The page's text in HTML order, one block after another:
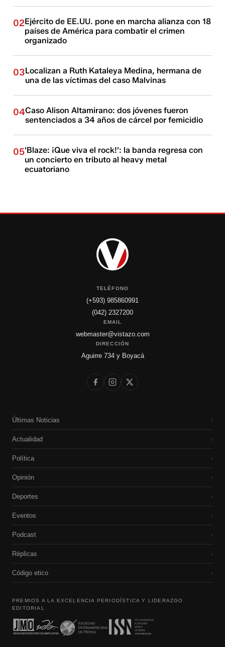
02Ejército de EE.UU. pone en marcha alianza con 18
países de América para combatir el crimen
organizado
03Localizan a Ruth Kataleya Medina, hermana de
una de las víctimas del caso Malvinas
04Caso Alison Altamirano: dos jóvenes fueron
sentenciados a 34 años de cárcel por femicidio
05'Blaze: ¡Que viva el rock!': la banda regresa con
un concierto en tributo al heavy metal
ecuatoriano
TELÉFONO
(+593) 985860991
(042) 2327200
EMAIL
webmaster@vistazo.com
DIRECCIÓN
Aguirre 734 y Boyacá
Últimas Noticias ›
Actualidad ›
Política ›
Opinión ›
Deportes ›
Eventos ›
Podcast ›
Réplicas ›
Código etico ›
PREMIOS A LA EXCELENCIA PERIODÍSTICA Y LIDERAZGO
EDITORIAL